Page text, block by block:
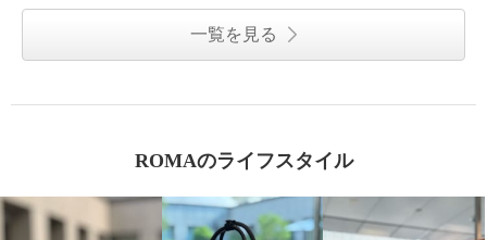
一覧を見る
ROMAのライフスタイル